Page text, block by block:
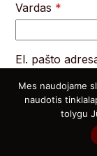
Vardas *
El. pašto
Interneto
Mes naudojame
naudotis
tolygu